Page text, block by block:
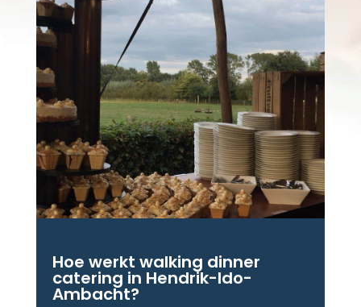
Hoe werkt walking dinner
catering in Hendrik-Ido-
Ambacht?